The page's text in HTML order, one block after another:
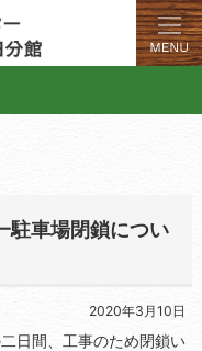
ています。
内サイト
駐車場閉鎖につい
2020年3月10日
日間、工事のため閉鎖い